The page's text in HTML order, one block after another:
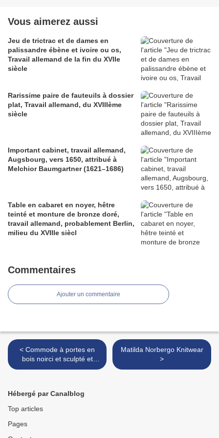
Vous aimerez aussi
Jeu de trictrac et de dames en
palissandre ébène et ivoire ou os,
Travail allemand de la fin du XVIIe
siècle
Rarissime paire de fauteuils à dossier
plat, Travail allemand, du XVIIIème
siècle
Important cabinet, travail allemand,
Augsbourg, vers 1650, attribué à
Melchior Baumgartner (1621–1686)
Table en cabaret en noyer, hêtre
teinté et monture de bronze doré,
travail allemand, probablement Berlin,
milieu du XVIIIe siècl
Commentaires
Ajouter un commentaire
< Commode à portes en
bois noirci et sculpté et
panneaux de laque de
siècle
Matilda Norbergo Knitwear
>
Hébergé par Canalblog
Top articles
Pages